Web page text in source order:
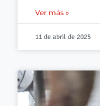
Ver más »
11 de abril de 2025